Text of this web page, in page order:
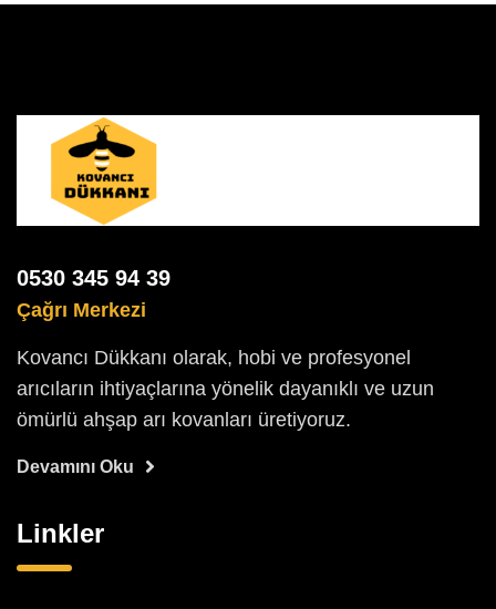
0530 345 94 39
Çağrı Merkezi
Kovancı Dükkanı olarak, hobi ve profesyonel
arıcıların ihtiyaçlarına yönelik dayanıklı ve uzun
ömürlü ahşap arı kovanları üretiyoruz.
Devamını Oku
Linkler